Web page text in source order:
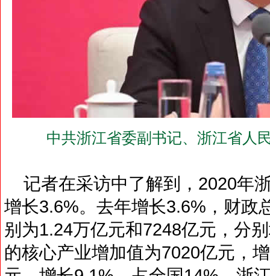
中共浙江省委副书记、浙江省人
记者在采访中了解到，2020年
增长3.6%。去年增长3.6%，财政
别为1.24万亿元和7248亿元，分
的核心产业增加值为7020亿元，